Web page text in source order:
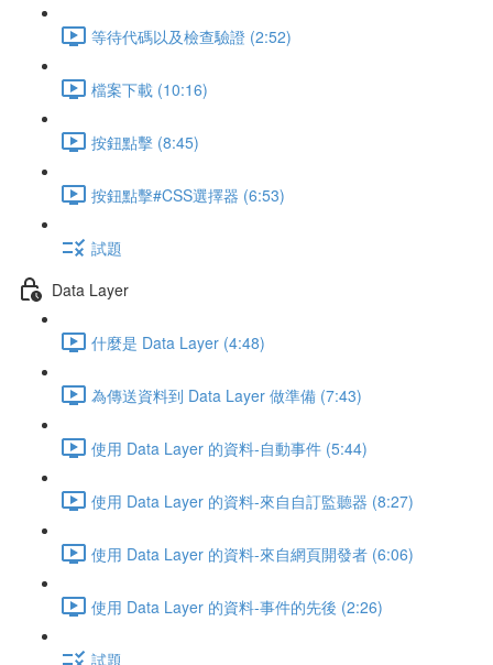
等待代碼以及檢查驗證 (2:52)
檔案下載 (10:16)
按鈕點擊 (8:45)
按鈕點擊#CSS選擇器 (6:53)
試題
Data Layer
什麼是 Data Layer (4:48)
為傳送資料到 Data Layer 做準備 (7:43)
使用 Data Layer 的資料-自動事件 (5:44)
使用 Data Layer 的資料-來自自訂監聽器 (8:27)
使用 Data Layer 的資料-來自網頁開發者 (6:06)
使用 Data Layer 的資料-事件的先後 (2:26)
試題